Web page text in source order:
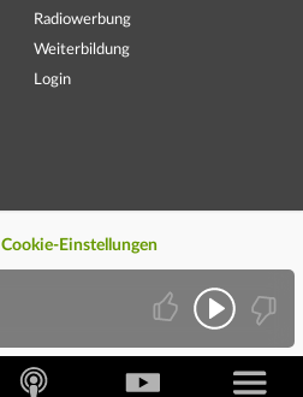
Radiowerbung
Weiterbildung
Login
Cookie-Einstellungen